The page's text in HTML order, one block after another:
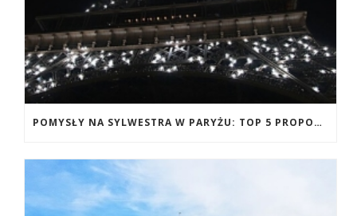
POMYSŁY NA SYLWESTRA W PARYŻU: TOP 5 PROPOZYCJI